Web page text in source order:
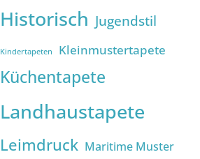
Historisch Jugendstil
Kindertapeten Kleinmustertapete
Küchentapete
Landhaustapete
Leimdruck Maritime Muster